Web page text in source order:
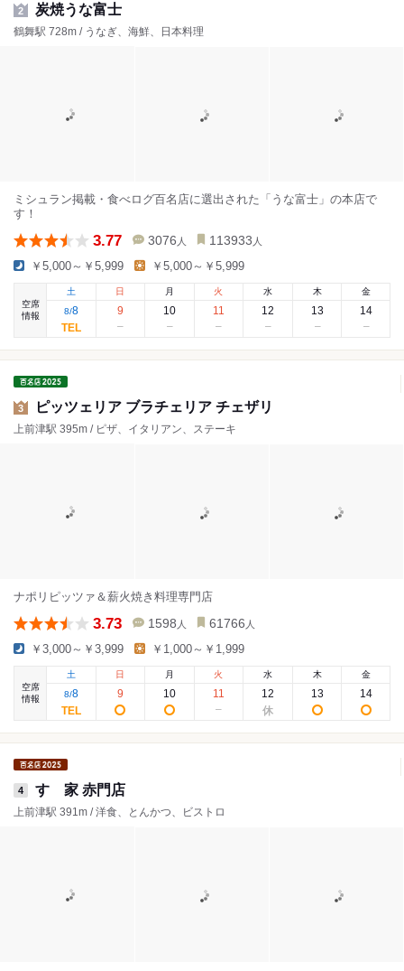
2 炭焼うな富士
鶴舞駅 728m / うなぎ、海鮮、日本料理
ミシュラン掲載・食べログ百名店に選出された「うな富士」の本店で
す！
3.77 3076 人 113933 人
￥5,000～￥5,999 ￥5,000～￥5,999
空席
情報
土
8/8
日
9
月
10
火
11
水
12
木
13
金
14
3 ピッツェリア ブラチェリア チェザリ
上前津駅 395m / ピザ、イタリアン、ステーキ
ナポリピッツァ＆薪火焼き料理専門店
3.73 1598 人 61766 人
￥3,000～￥3,999 ￥1,000～￥1,999
空席
情報
土
8/8
日
9
月
10
火
11
水
12
木
13
金
14
4 すゞ家 赤門店
上前津駅 391m / 洋食、とんかつ、ビストロ